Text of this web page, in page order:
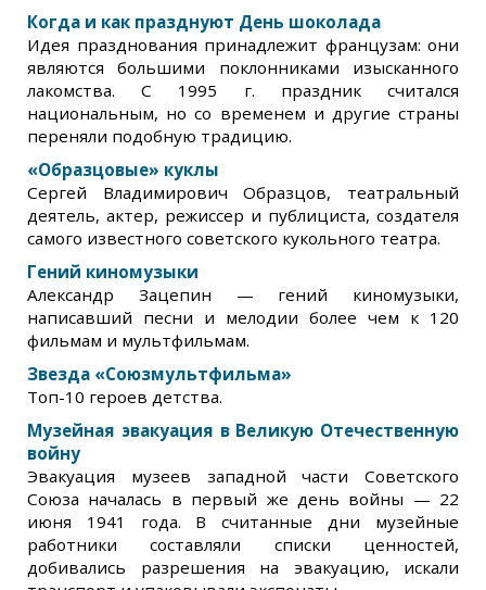
Когда и как празднуют День шоколада
Идея празднования принадлежит французам: они
являются большими поклонниками изысканного
лакомства. С 1995 г. праздник считался
национальным, но со временем и другие страны
переняли подобную традицию.
«Образцовые» куклы
Сергей Владимирович Образцов, театральный
деятель, актер, режиссер и публициста, создателя
самого известного советского кукольного театра.
Гений киномузыки
Александр Зацепин — гений киномузыки,
написавший песни и мелодии более чем к 120
фильмам и мультфильмам.
Звезда «Союзмультфильма»
Топ-10 героев детства.
Музейная эвакуация в Великую Отечественную
войну
Эвакуация музеев западной части Советского
Союза началась в первый же день войны — 22
июня 1941 года. В считанные дни музейные
работники составляли списки ценностей,
добивались разрешения на эвакуацию, искали